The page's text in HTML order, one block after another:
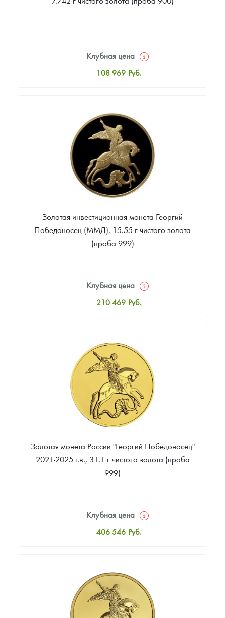
Клубная цена
108 969 Руб.
Цена выкупа
89 091
Золотая инвестиционная монета Георгий
Победоносец (ММД), 15.55 г чистого золота
(проба 999)
Клубная цена
210 469 Руб.
Цена выкупа
Звоните
Золотая монета России "Георгий Победоносец"
2021-2025 г.в., 31.1 г чистого золота (проба
999)
Клубная цена
406 546 Руб.
Цена выкупа
364 453